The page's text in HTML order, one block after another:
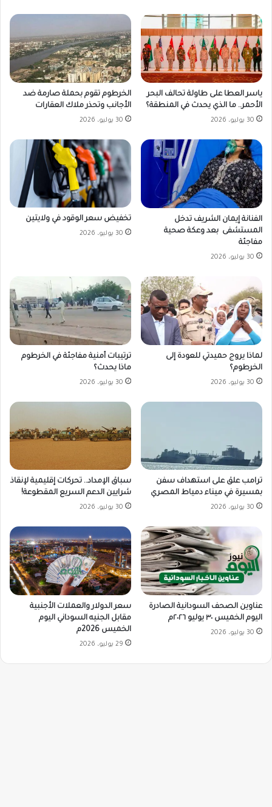
ياسر العطا على طاولة تحالف البحر
الأحمر.. ما الذي يحدث في المنطقة؟
30 يوليو، 2026
الخرطوم تقوم بحملة صارمة ضد
الأجانب وتحذر ملاك العقارات
30 يوليو، 2026
الفنانة إيمان الشريف تدخل
المستشفى بعد وعكة صحية
مفاجئة
30 يوليو، 2026
تخفيض سعر الوقود في ولايتين
30 يوليو، 2026
لماذا يروج حميدتي للعودة إلى
الخرطوم؟
30 يوليو، 2026
ترتيبات أمنية مفاجئة في الخرطوم
ماذا يحدث؟
30 يوليو، 2026
ترامب علق على استهداف سفن
بمسيرة في ميناء دمياط المصري
30 يوليو، 2026
سباق الإمداد.. تحركات إقليمية لإنقاذ
شرايين الدعم السريع المقطوعة!
30 يوليو، 2026
عناوين الصحف السودانية الصادرة
اليوم الخميس ٣٠ يوليو ٢٠٢٦م
30 يوليو، 2026
سعر الدولار والعملات الأجنبية
مقابل الجنيه السوداني اليوم
الخميس 2026م
29 يوليو، 2026